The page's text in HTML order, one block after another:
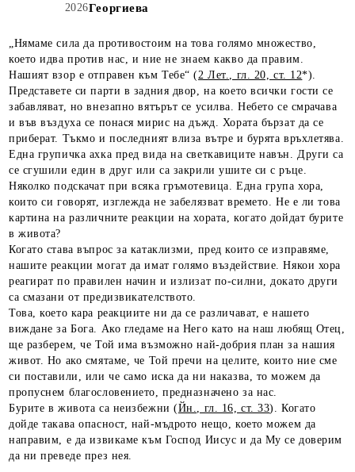
2026Георгиева
„Нямаме сила да противостоим на това голямо множество,
което идва против нас, и ние не знаем какво да правим.
Нашият взор е отправен към Тебе“ (2 Лет., гл. 20, ст. 12*).
Представете си парти в задния двор, на което всички гости се
забавляват, но внезапно вятърът се усилва. Небето се смрачава
и във въздуха се понася мирис на дъжд. Хората бързат да се
приберат. Тъкмо и последният влиза вътре и бурята връхлетява.
Една групичка ахка пред вида на светкавиците навън. Други са
се сгушили един в друг или са закрили ушите си с ръце.
Няколко подскачат при всяка гръмотевица. Една група хора,
които си говорят, изглежда не забелязват времето. Не е ли това
картина на различните реакции на хората, когато дойдат бурите
в живота?
Когато става въпрос за катаклизми, пред които се изправяме,
нашите реакции могат да имат голямо въздействие. Някои хора
реагират по правилен начин и излизат по-силни, докато други
са смазани от предизвикателството.
Това, което кара реакциите ни да се различават, е нашето
виждане за Бога. Ако гледаме на Него като на наш любящ Отец,
ще разберем, че Той има възможно най-добрия план за нашия
живот. Но ако смятаме, че Той пречи на целите, които ние сме
си поставили, или че само иска да ни наказва, то можем да
пропуснем благословението, предназначено за нас.
Бурите в живота са неизбежни (Йн., гл. 16, ст. 33). Когато
дойде такава опасност, най-мъдрото нещо, което можем да
направим, е да извикаме към Господ Иисус и да Му се доверим
да ни преведе през нея.